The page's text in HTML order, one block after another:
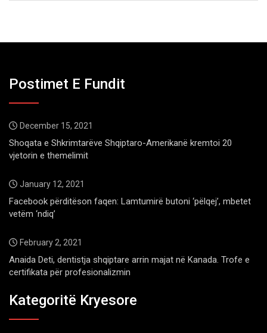
Postimet E Fundit
December 15, 2021
Shoqata e Shkrimtarëve Shqiptaro-Amerikanë kremtoi 20
vjetorin e themelimit
January 12, 2021
Facebook përditëson faqen: Lamtumirë butoni ‘pëlqej’, mbetet
vetëm ‘ndiq’
February 2, 2021
Anaida Deti, dentistja shqiptare arrin majat në Kanada. Trofe e
certifikata për profesionalizmin
Kategoritë Kryesore